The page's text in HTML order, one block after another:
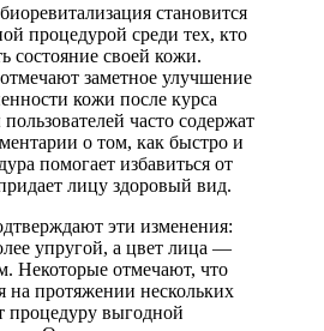
становится
процедурой среди тех, кто
состояние своей кожи.
заметное улучшение
кожи после курса
часто содержат
о том, как быстро и
помогает избавиться от
лицу здоровый вид.
эти изменения:
упругой, а цвет лица —
Некоторые отмечают, что
на протяжении нескольких
процедуру выгодной